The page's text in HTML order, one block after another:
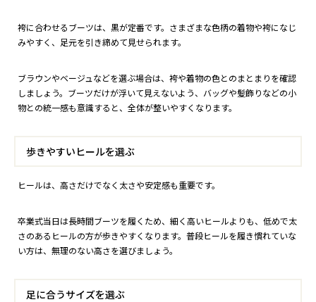
袴に合わせるブーツは、黒が定番です。さまざまな色柄の着物や袴になじ
みやすく、足元を引き締めて見せられます。
ブラウンやベージュなどを選ぶ場合は、袴や着物の色とのまとまりを確認
しましょう。ブーツだけが浮いて見えないよう、バッグや髪飾りなどの小
物との統一感も意識すると、全体が整いやすくなります。
歩きやすいヒールを選ぶ
ヒールは、高さだけでなく太さや安定感も重要です。
卒業式当日は長時間ブーツを履くため、細く高いヒールよりも、低めで太
さのあるヒールの方が歩きやすくなります。普段ヒールを履き慣れていな
い方は、無理のない高さを選びましょう。
足に合うサイズを選ぶ